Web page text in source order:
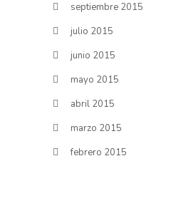
septiembre 2015
julio 2015
junio 2015
mayo 2015
abril 2015
marzo 2015
febrero 2015